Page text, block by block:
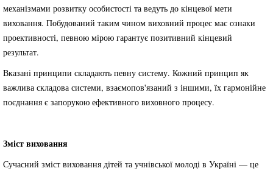
механізмами розвитку особистості та ведуть до кінцевої мети
виховання. Побудований таким чином виховний процес має ознаки
проективності, певною мірою гарантує позитивний кінцевий
результат.
Вказані принципи складають певну систему. Кожний принцип як
важлива складова системи, взаємопов'язаний з іншими, їх гармонійне
поєднання є запорукою ефективного виховного процесу.
Зміст виховання
Сучасний зміст виховання дітей та учнівської молоді в Україні — це